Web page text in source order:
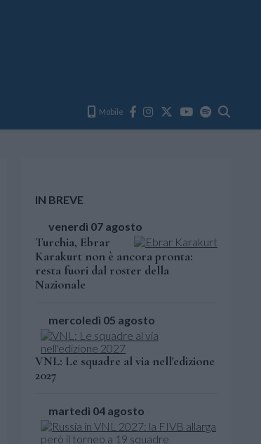
Mobile
IN BREVE
venerdì 07 agosto
Turchia, Ebrar
Karakurt non è ancora pronta:
resta fuori dal roster della
Nazionale
mercoledì 05 agosto
VNL: Le squadre al via nell'edizione
2027
martedì 04 agosto